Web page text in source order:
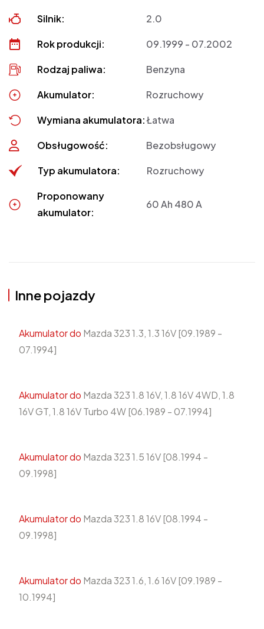
Silnik: 2.0
Rok produkcji: 09.1999 - 07.2002
Rodzaj paliwa: Benzyna
Akumulator: Rozruchowy
Wymiana akumulatora:Łatwa
Obsługowość: Bezobsługowy
Typ akumulatora: Rozruchowy
Proponowany
akumulator:
60 Ah 480 A
Inne pojazdy
Akumulator do Mazda 323 1.3, 1.3 16V [09.1989 -
07.1994]
Akumulator do Mazda 323 1.8 16V, 1.8 16V 4WD, 1.8
16V GT, 1.8 16V Turbo 4W [06.1989 - 07.1994]
Akumulator do Mazda 323 1.5 16V [08.1994 -
09.1998]
Akumulator do Mazda 323 1.8 16V [08.1994 -
09.1998]
Akumulator do Mazda 323 1.6, 1.6 16V [09.1989 -
10.1994]